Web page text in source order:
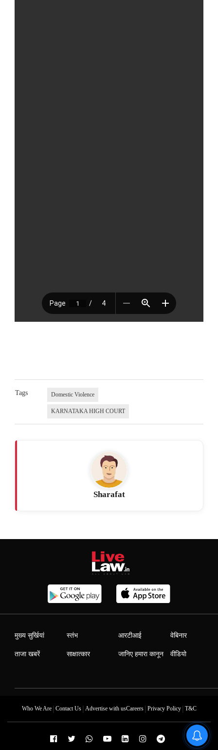
Tags Domestic Violence
KARNATAKA HIGH COURT
Sharafat
मुख्य सुर्खियां
ताजा खबरें
स्तंभ
साक्षात्कार
आरटीआई
जानिए हमारा कानून
वेबिनार
वीडियो
Who We Are| Contact Us| Advertise with usCareers| Privacy Policy| T&C